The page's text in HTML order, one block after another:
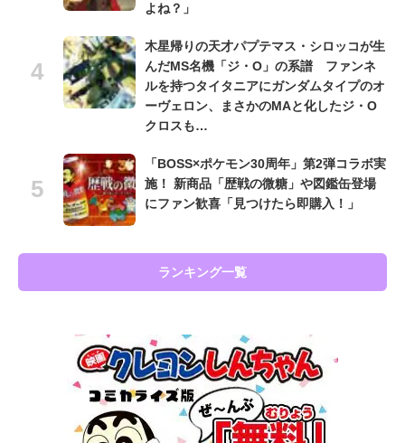
よね？」
木星帰りの天才パプテマス・シロッコが生
んだMS名機「ジ・O」の系譜 ファンネ
ルを持つタイタニアにガンダムタイプのオ
ーヴェロン、まさかのMAと化したジ・O
クロスも…
「BOSS×ポケモン30周年」第2弾コラボ実
施！ 新商品「歴戦の微糖」や図鑑缶登場
にファン歓喜「見つけたら即購入！」
ランキング一覧